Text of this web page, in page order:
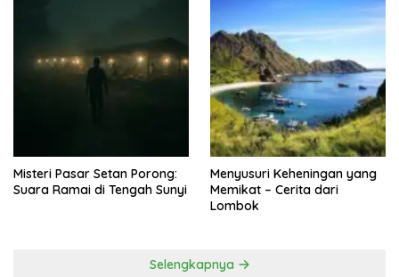
Misteri Pasar Setan Porong:
Suara Ramai di Tengah Sunyi
Menyusuri Keheningan yang
Memikat – Cerita dari
Lombok
Selengkapnya